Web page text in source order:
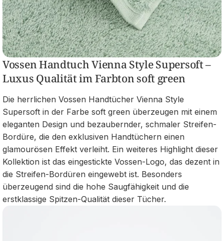
Vossen Handtuch Vienna Style Supersoft –
Luxus Qualität im Farbton soft green
Die herrlichen Vossen Handtücher Vienna Style
Supersoft in der Farbe soft green überzeugen mit einem
eleganten Design und bezaubernder, schmaler Streifen-
Bordüre, die den exklusiven Handtüchern einen
glamourösen Effekt verleiht. Ein weiteres Highlight dieser
Kollektion ist das eingestickte Vossen-Logo, das dezent in
die Streifen-Bordüren eingewebt ist. Besonders
überzeugend sind die hohe Saugfähigkeit und die
erstklassige Spitzen-Qualität dieser Tücher.